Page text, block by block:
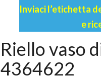
Inviaci l’etichetta
e
Riello vaso
4364622